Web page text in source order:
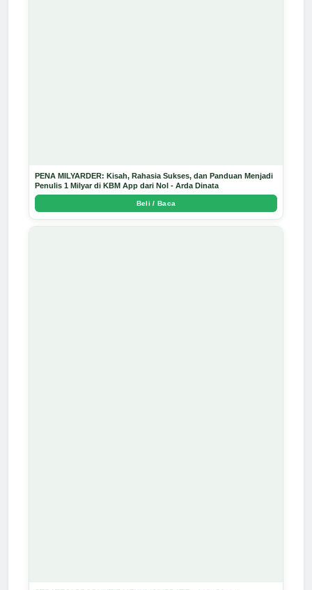
PENA MILYARDER: Kisah, Rahasia Sukses, dan Panduan Menjadi
Penulis 1 Milyar di KBM App dari Nol - Arda Dinata
Beli / Baca